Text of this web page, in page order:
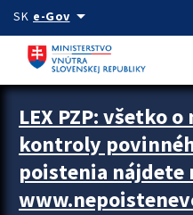
Preskocit na hlavný obsah
SK e-Govarrow_drop_down
Zastavit automatický posun
LEX PZP: všetko
kontroly
poistenia nájdete